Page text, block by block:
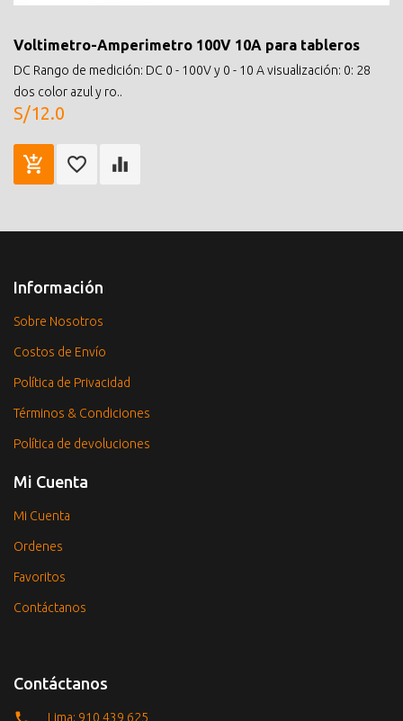
Voltimetro-Amperimetro 100V 10A para tableros
DC Rango de medición: DC 0 - 100V y 0 - 10 A visualización: 0: 28
dos color azul y ro..
S/12.0
Información
Sobre Nosotros
Costos de Envío
Política de Privacidad
Términos & Condiciones
Política de devoluciones
Mi Cuenta
Mi Cuenta
Ordenes
Favoritos
Contáctanos
Contáctanos
Lima: 910 439 625